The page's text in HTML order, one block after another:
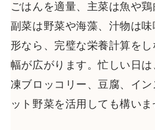
ごはんを適量、主菜は魚や鶏
副菜は野菜や海藻、汁物は
形なら、完璧な栄養計算を
幅が広がります。忙しい日
凍ブロッコリー、豆腐、イ
ット野菜を活用しても構いま